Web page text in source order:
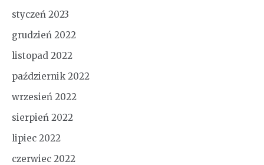
styczeń 2023
grudzień 2022
listopad 2022
październik 2022
wrzesień 2022
sierpień 2022
lipiec 2022
czerwiec 2022